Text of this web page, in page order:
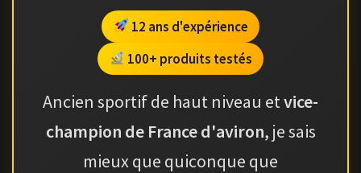
12 ans d'expérience
100+ produits testés
Ancien sportif de haut niveau etvice-
champion de France d'aviron, je sais
mieux que quiconque que